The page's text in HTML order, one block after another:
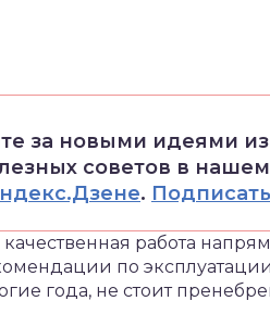
за новыми идеями
советов в
.
работа
по
года, не стоит